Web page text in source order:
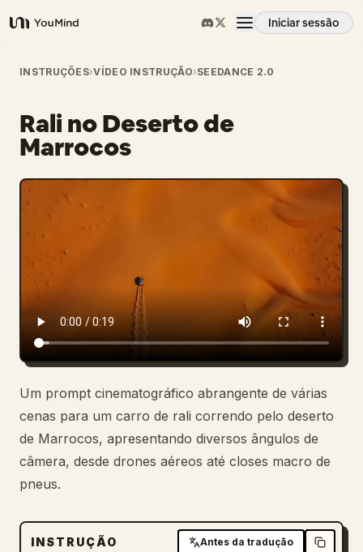
YouMind
Iniciar sessão
Visão geral
Casos de uso
Habilidades
Preços
Transferir
Blogue
Atualizações
INSTRUÇÕES›VÍDEO INSTRUÇÃO›SEEDANCE 2.0
Rali no Deserto de
Marrocos
Um prompt cinematográfico abrangente de várias
cenas para um carro de rali correndo pelo deserto
de Marrocos, apresentando diversos ângulos de
câmera, desde drones aéreos até closes macro de
pneus.
INSTRUÇÃO Antes da tradução